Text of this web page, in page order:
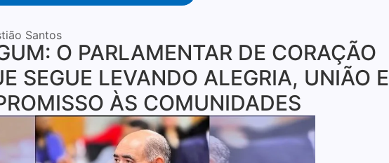
Santos
O PARLAMENTAR DE CORAÇÃO
SEGUE LEVANDO ALEGRIA, UNIÃO E
ÀS COMUNIDADES